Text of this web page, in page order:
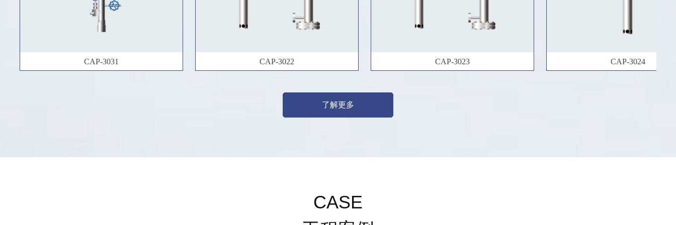
了解更多
CAP-3031 CAP-3022 CAP-3023 CAP-3024
CASE